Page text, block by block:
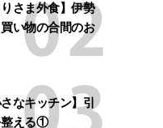
りさま外食】伊勢
い物の合間のお
なキッチン】引
整える①